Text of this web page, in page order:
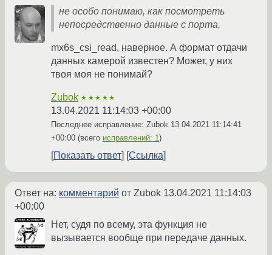
не особо понимаю, как посмотреть
непосредственно данные с порта,
mx6s_csi_read, наверное. А формат отдачи
данных камерой известен? Может, у них
твоя моя не понимай?
Zubok ★★★★★
13.04.2021 11:14:03 +00:00
Последнее исправление: Zubok 13.04.2021 11:14:41
+00:00 (всего исправлений: 1)
Показать ответ Ссылка
Ответ на: комментарий от Zubok 13.04.2021 11:14:03
+00:00
Нет, судя по всему, эта функция не
вызывается вообще при передаче данных.